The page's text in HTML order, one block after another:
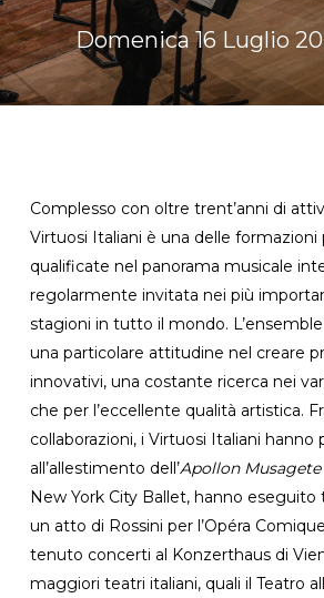
Domenica 16 Luglio
Complesso con oltre trent’anni di
Virtuosi Italiani è una delle formazioni
qualificate nel panorama musicale
regolarmente invitata nei più
stagioni in tutto il mondo.
una particolare attitudine nel creare
innovativi, una costante ricerca nei
che per l’eccellente qualità artistica.
collaborazioni, i Virtuosi Italiani hanno
all’allestimento dell’Apollon Musagete
New York City Ballet, hanno
un atto di Rossini per l’Opéra
tenuto concerti al Konzerthaus di
maggiori teatri italiani, quali il Teatro